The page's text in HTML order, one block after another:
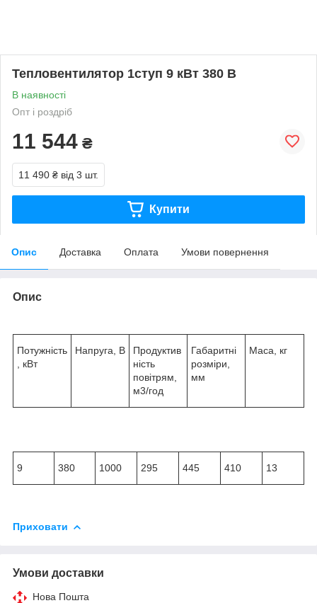
Тепловентилятор 1ступ 9 кВт 380 В
В наявності
Опт і роздріб
11 544 ₴
11 490 ₴ від 3 шт.
Купити
Опис Доставка Оплата Умови повернення
Опис
Потужність
, кВт
Напруга, В
Продуктив
ність
повітрям,
м3/год
Габаритні
розміри,
мм
Маса, кг
9 380 1000 295 445 410 13
Приховати
Умови доставки
Нова Пошта